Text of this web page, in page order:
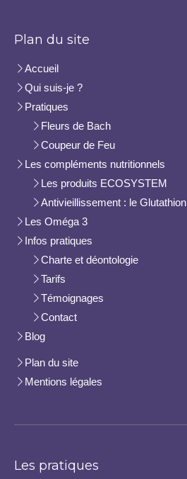
Plan du site
Accueil
Qui suis-je ?
Pratiques
Fleurs de Bach
Coupeur de Feu
Les compléments nutritionnels
Les produits ECOSYSTEM
Antivieillissement : le Glutathion
Les Oméga 3
Infos pratiques
Charte et déontologie
Tarifs
Témoignages
Contact
Blog
Plan du site
Mentions légales
Les pratiques